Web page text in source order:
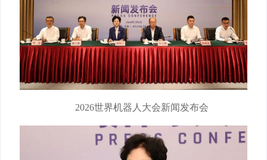
2026世界机器人大会新闻发布会